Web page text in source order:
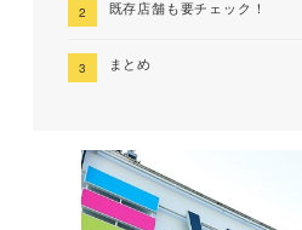
既存店舗も要チェック！
まとめ